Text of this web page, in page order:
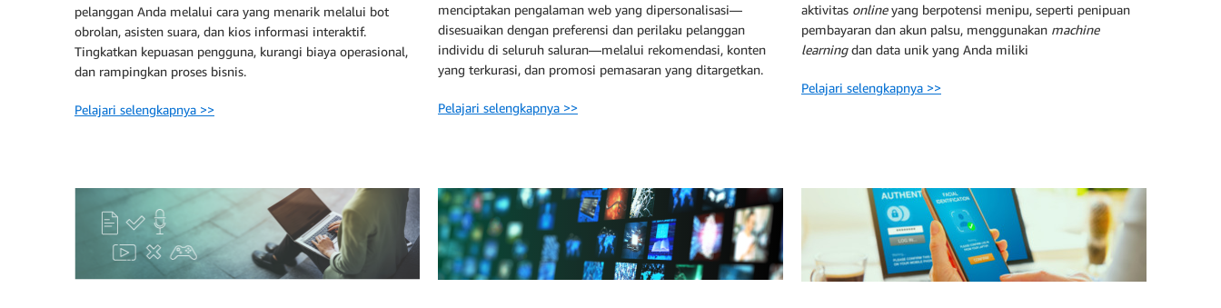
pelanggan Anda melalui cara yang menarik melalui bot
obrolan, asisten suara, dan kios informasi interaktif.
Tingkatkan kepuasan pengguna, kurangi biaya operasional,
dan rampingkan proses bisnis.
Pelajari selengkapnya >>
menciptakan pengalaman web yang dipersonalisasi—
disesuaikan dengan preferensi dan perilaku pelanggan
individu di seluruh saluran—melalui rekomendasi, konten
yang terkurasi, dan promosi pemasaran yang ditargetkan.
Pelajari selengkapnya >>
aktivitas onlineyang berpotensi menipu, seperti penipuan
pembayaran dan akun palsu, menggunakan machine
learningdan data unik yang Anda miliki
Pelajari selengkapnya >>